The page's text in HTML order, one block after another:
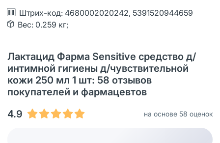
Штрих-код: 4680002020242, 5391520944659
Вес: 0.259 кг;
Лактацид Фарма Sensitive средство д/
интимной гигиены д/чувствительной
кожи 250 мл 1 шт: 58 отзывов
покупателей и фармацевтов
4.9
на основе 58 оценок